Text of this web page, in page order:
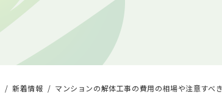
新着情報 マンションの解体工事の費用の相場や注意すべ